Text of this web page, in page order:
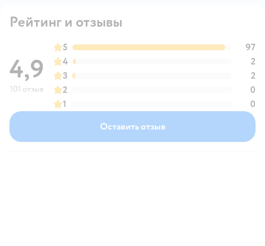
Рейтинг и отзывы
4,9
101 отзыв
5
97
4
2
3
2
2
0
1
0
Оставить отзыв